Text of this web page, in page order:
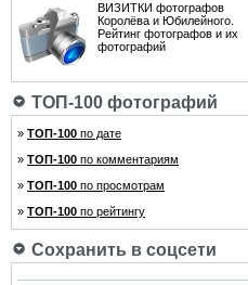
ВИЗИТКИ фотографов
Королёва и Юбилейного.
Рейтинг фотографов и их
фотографий
ТОП-100 фотографий
» ТОП-100 по дате
» ТОП-100 по комментариям
» ТОП-100 по просмотрам
» ТОП-100 по рейтингу
Сохранить в соцсети